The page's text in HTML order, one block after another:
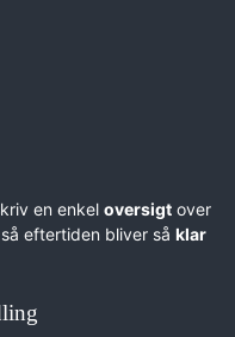
en enkel oversigtover
eftertiden bliver så klar